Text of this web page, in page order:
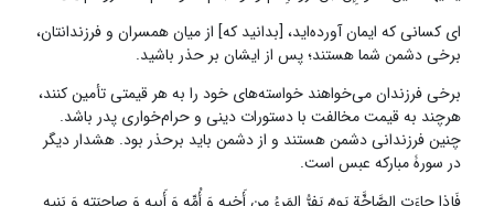
ای کسانی که ایمان آورده‌اید، [بدانید که] از میان همسران و فرزندانتان،
برخی دشمن شما هستند؛ پس از ایشان بر حذر باشید.
برخی فرزندان می‌خواهند خواسته‌های خود را به هر قیمتی تأمین کنند،
هرچند به قیمت مخالفت با دستورات دینی و حرام‌خواری پدر باشد.
چنین فرزندانی دشمن هستند و از دشمن باید برحذر بود. هشدار دیگر
در سورۀ‌ مبارکه‌ عبس است.